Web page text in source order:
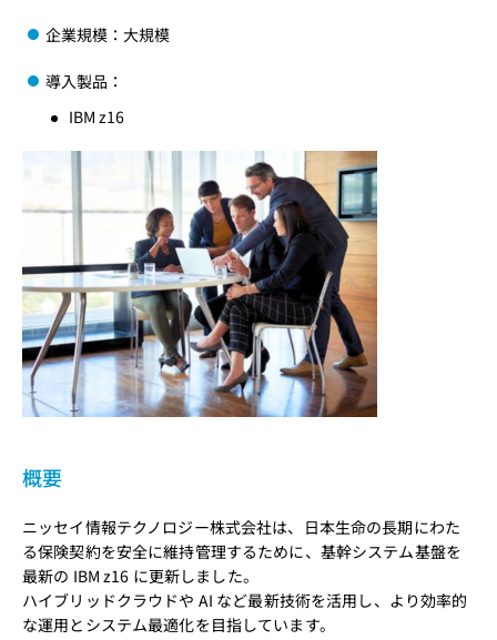
企業規模：大規模
導入製品：
IBM z16
概要
ニッセイ情報テクノロジー株式会社は、日本生命の長期にわた
る保険契約を安全に維持管理するために、基幹システム基盤を
最新の IBM z16 に更新しました。
ハイブリッドクラウドや AI など最新技術を活用し、より効率的
な運用とシステム最適化を目指しています。